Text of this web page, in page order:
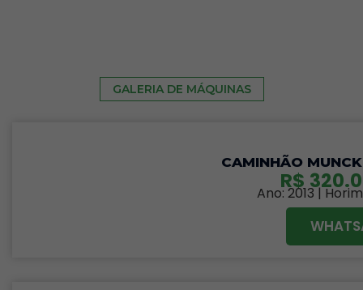
GALERIA DE MÁQUINAS
CAMINHÃO
R$
Ano: 2013 |